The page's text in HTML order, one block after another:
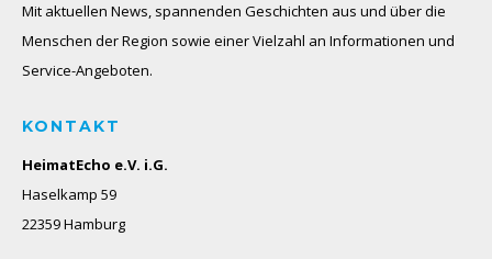
Mit aktuellen News, spannenden Geschichten aus und über die
Menschen der Region sowie einer Vielzahl an Informationen und
Service-Angeboten.
KONTAKT
HeimatEcho e.V. i.G.
Haselkamp 59
22359 Hamburg